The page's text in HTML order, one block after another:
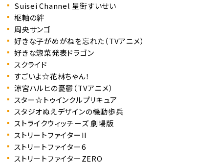
Suisei Channel 星街すいせい
枢軸の絆
周央サンゴ
好きな子がめがねを忘れた（TVアニメ）
好きな惣菜発表ドラゴン
スクライド
すごいよ☆花林ちゃん！
涼宮ハルヒの憂鬱（TVアニメ）
スター☆トゥインクルプリキュア
スタジオぬえデザインの機動歩兵
ストライクウィッチーズ 劇場版
ストリートファイターII
ストリートファイター6
ストリートファイターZERO